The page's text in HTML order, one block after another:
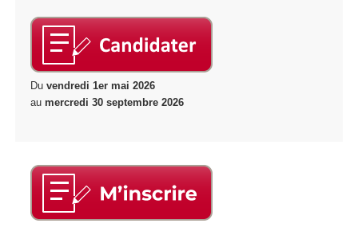
Du vendredi 1er mai 2026
au mercredi 30 septembre 2026